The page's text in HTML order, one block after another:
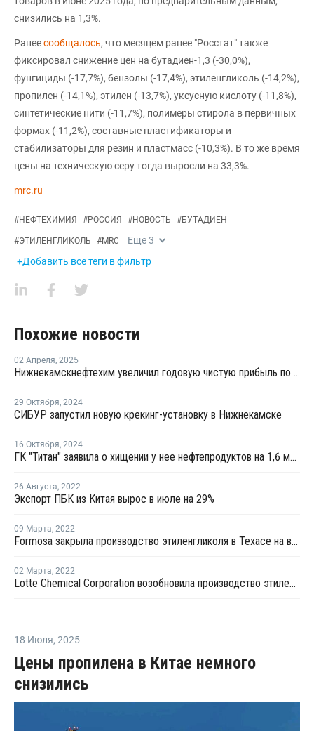
снизились на 1,3%.
Ранеесообщалось, что месяцем ранее "Росстат" также
фиксировал снижение цен на бутадиен-1,3 (-30,0%),
фунгициды (-17,7%), бензолы (-17,4%), этиленгликоль (-14,2%),
пропилен (-14,1%), этилен (-13,7%), уксусную кислоту (-11,8%),
синтетические нити (-11,7%), полимеры стирола в первичных
формах (-11,2%), составные пластификаторы и
стабилизаторы для резин и пластмасс (-10,3%). В то же время
цены на техническую серу тогда выросли на 33,3%.
mrc.ru
#НЕФТЕХИМИЯ #РОССИЯ #НОВОСТЬ #БУТАДИЕН
#ЭТИЛЕНГЛИКОЛЬ #MRC Еще3
+Добавить все теги в фильтр
Похожие новости
02 Апреля, 2025
Нижнекамскнефтехим увеличил годовую чистую прибыль по МСФО в 1,8 раза
29 Октября, 2024
СИБУР запустил новую крекинг-установку в Нижнекамске
16 Октября, 2024
ГК "Титан" заявила о хищении у нее нефтепродуктов на 1,6 млрд рублей
26 Августа, 2022
Экспорт ПБК из Китая вырос в июле на 29%
09 Марта, 2022
Formosa закрыла производство этиленгликоля в Техасе на внеплановый ремонт
02 Марта, 2022
Lotte Chemical Corporation возобновила производство этиленгликоля в Лейк-Чарльзе
18 Июля, 2025
Цены пропилена в Китае немного
снизились